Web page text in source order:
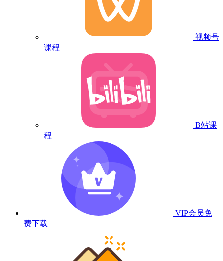
视频号
课程
B站课
程
VIP会员免
费下载